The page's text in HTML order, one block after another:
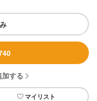
する
マイリスト